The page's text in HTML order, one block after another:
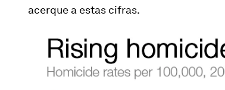
acerque a estas cifras.